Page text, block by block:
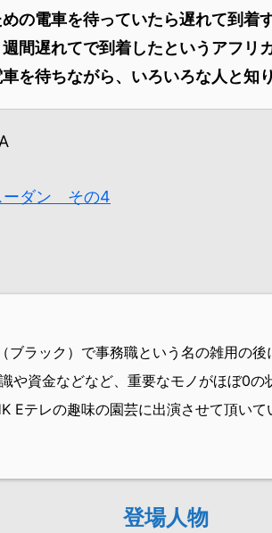
の電車を待っていたら遅れて到着
間遅れてで到着したというアフ
を待ちながら、いろいろな人と知
ーダン その4
ブラック）で事務職という名の雑用の
や資金などなど、重要なモノがほぼ0の
Eテレの趣味の園芸に出演させて頂いて
登場人物